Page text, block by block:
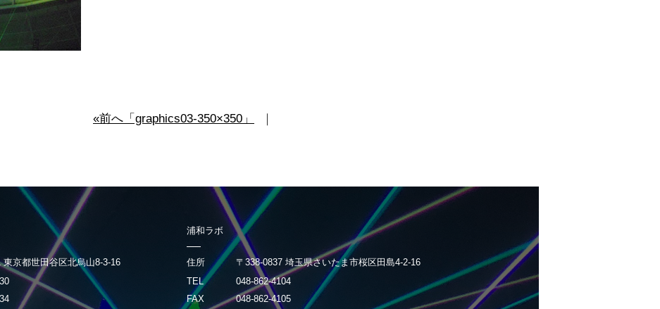
«前へ「graphics03-350×350」 ｜
東京都世田谷区北烏山8-3-16
浦和ラボ
住所
〒338-0837 埼玉県さいたま市桜区田島4-2-16
TEL
048-862-4104
FAX
048-862-4105